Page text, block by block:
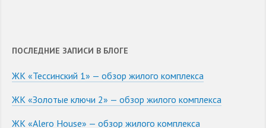
ПОСЛЕДНИЕ ЗАПИСИ В БЛОГЕ
ЖК «Тессинский 1» — обзор жилого комплекса
ЖК «Золотые ключи 2» — обзор жилого комплекса
ЖК «Alero House» — обзор жилого комплекса